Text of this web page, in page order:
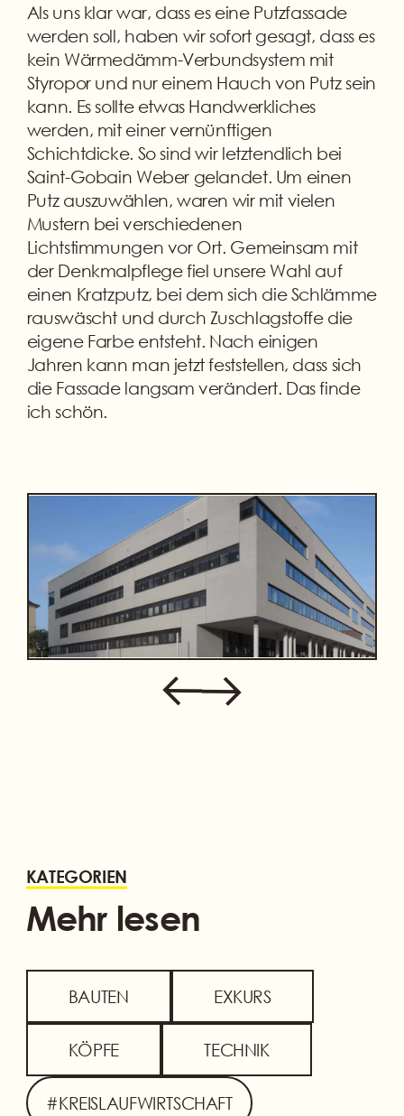
Als uns klar war, dass es eine Putzfassade
werden soll, haben wir sofort gesagt, dass es
kein Wärmedämm-Verbundsystem mit
Styropor und nur einem Hauch von Putz sein
kann. Es sollte etwas Handwerkliches
werden, mit einer vernünftigen
Schichtdicke. So sind wir letztendlich bei
Saint-Gobain Weber gelandet. Um einen
Putz auszuwählen, waren wir mit vielen
Mustern bei verschiedenen
Lichtstimmungen vor Ort. Gemeinsam mit
der Denkmalpflege fiel unsere Wahl auf
einen Kratzputz, bei dem sich die Schlämme
rauswäscht und durch Zuschlagstoffe die
eigene Farbe entsteht. Nach einigen
Jahren kann man jetzt feststellen, dass sich
die Fassade langsam verändert. Das finde
ich schön.
KATEGORIEN
Mehr lesen
BAUTEN EXKURS
KÖPFE TECHNIK
#KREISLAUFWIRTSCHAFT